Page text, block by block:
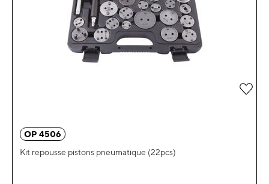
OP 4506
Kit repousse pistons pneumatique (22pcs)